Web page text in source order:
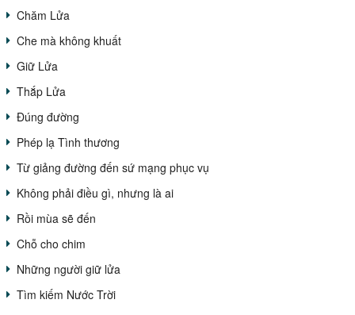
Chăm Lửa
Che mà không khuất
Giữ Lửa
Thắp Lửa
Đúng đường
Phép lạ Tình thương
Từ giảng đường đến sứ mạng phục vụ
Không phải điều gì, nhưng là ai
Rồi mùa sẽ đến
Chỗ cho chim
Những người giữ lửa
Tìm kiếm Nước Trời